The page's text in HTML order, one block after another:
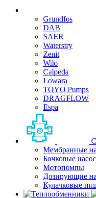
Grundfos
DAB
SAER
Waterstry
Zenit
Wilo
Calpeda
Lowara
TOYO Pumps
DRAGFLOW
Espa
Мембранные
Бочковые
Мотопомпы
Дозирующие
Кулачковые